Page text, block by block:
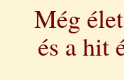
Még
és a hit